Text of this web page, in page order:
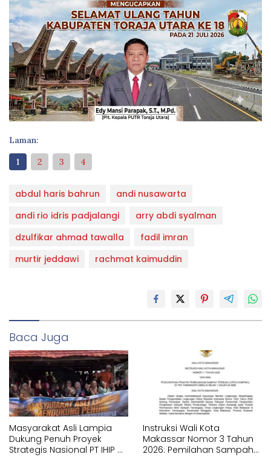
Laman:
1
2 3 4
abdul haris bahrun
andi nusawarta
andi rio idris padjalangi
arry abdi syalman
dzulfikar ahmad tawalla
fadil imran
murtir jeddawi
rachmat kaimuddin
Baca Juga
Masyarakat Asli Lampia
Dukung Penuh Proyek
Strategis Nasional PT IHIP di
Instruksi Wali Kota
Makassar Nomor 3 Tahun
2026: Pemilahan Sampah